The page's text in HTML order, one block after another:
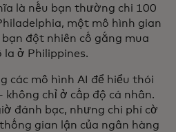
là nếu bạn thường chi 100
một mô hình gian
bạn đột nhiên cố gắng mua
ở Philippines.
các mô hình AI để hiểu thói
chỉ ở cấp độ cá nhân.
đánh bạc, nhưng chi phí cờ
gian lận của ngân hàng